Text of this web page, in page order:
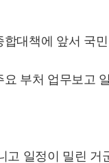
대책에 앞서 국
부처 업무보고
고 일정이 밀린 거